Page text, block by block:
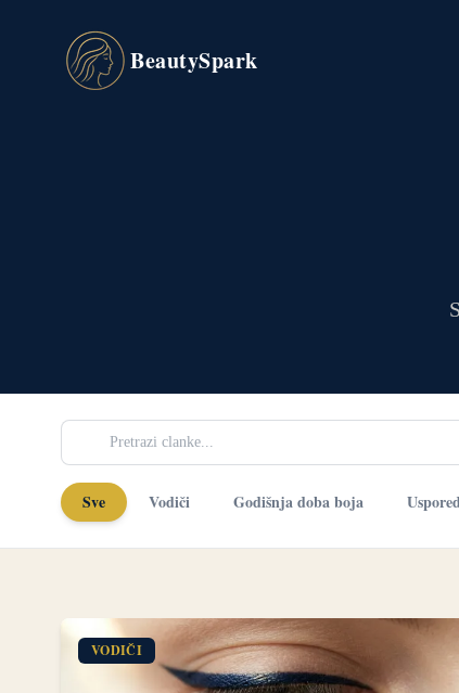
BeautySpark
Sve Vodiči Godišnja doba boja
VODIČI